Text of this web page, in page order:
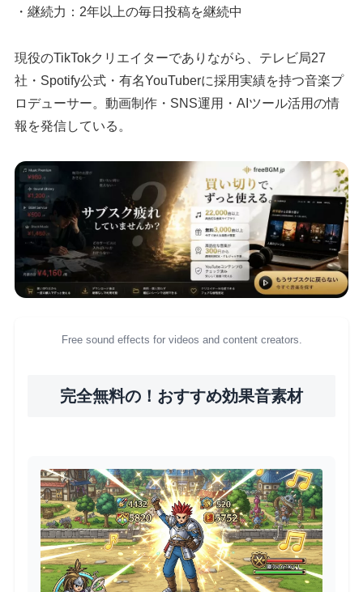
・継続力：2年以上の毎日投稿を継続中
現役のTikTokクリエイターでありながら、テレビ局27
社・Spotify公式・有名YouTuberに採用実績を持つ音楽プ
ロデューサー。動画制作・SNS運用・AIツール活用の情
報を発信している。
Free sound effects for videos and content creators.
完全無料の！おすすめ効果音素材